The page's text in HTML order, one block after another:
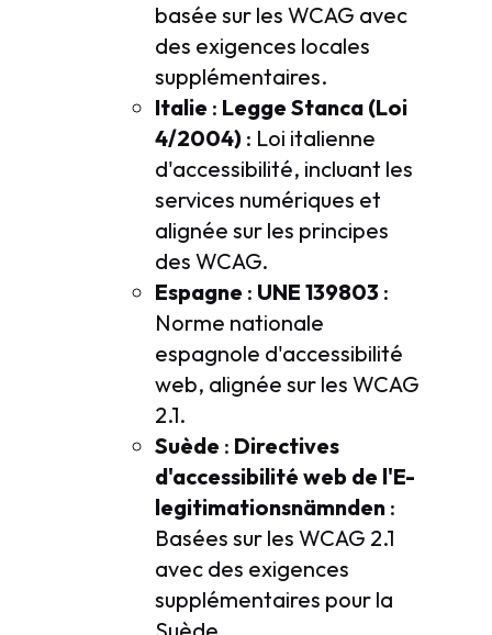
basée sur les WCAG avec
des exigences locales
supplémentaires.
Italie : Legge Stanca (Loi
4/2004): Loi italienne
d'accessibilité, incluant les
services numériques et
alignée sur les principes
des WCAG.
Espagne : UNE 139803 :
Norme nationale
espagnole d'accessibilité
web, alignée sur les WCAG
2.1.
Suède : Directives
d'accessibilité web de l'E-
legitimationsnämnden:
Basées sur les WCAG 2.1
avec des exigences
supplémentaires pour la